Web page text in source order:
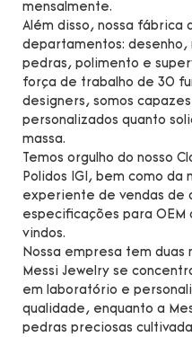
mensalmente.
Além disso, nossa fábrica
departamentos:
pedras, polimento e
força de trabalho de 30
designers, somos
personalizados quanto
massa.
Temos orgulho do nosso
Polidos IGI, bem como da
experiente de vendas de
especificações para OEM
vindos.
Nossa empresa tem duas
Messi Jewelry se
em laboratório e
qualidade, enquanto a
pedras preciosas